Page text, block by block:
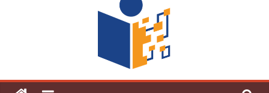
Магията на Андерсен оживя в ОУ
„Любен Каравелов“